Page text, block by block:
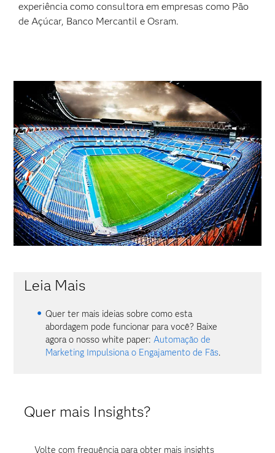
experiência como consultora em empresas como Pão
de Açúcar, Banco Mercantil e Osram.
Leia Mais
Quer ter mais ideias sobre como esta
abordagem pode funcionar para você? Baixe
agora o nosso white paper:Automação de
Marketing Impulsiona o Engajamento de Fãs.
Quer mais Insights?
Volte com frequência para obter mais insights